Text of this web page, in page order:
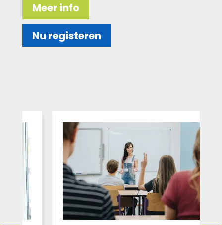
Meer info
Nu registeren